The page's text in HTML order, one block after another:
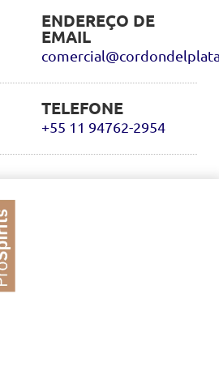
ENDEREÇO DE
EMAIL
TELEFONE
+55 11 94762-2954